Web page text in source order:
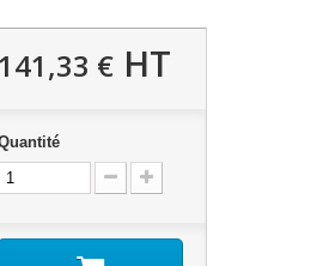
141,33 €HT